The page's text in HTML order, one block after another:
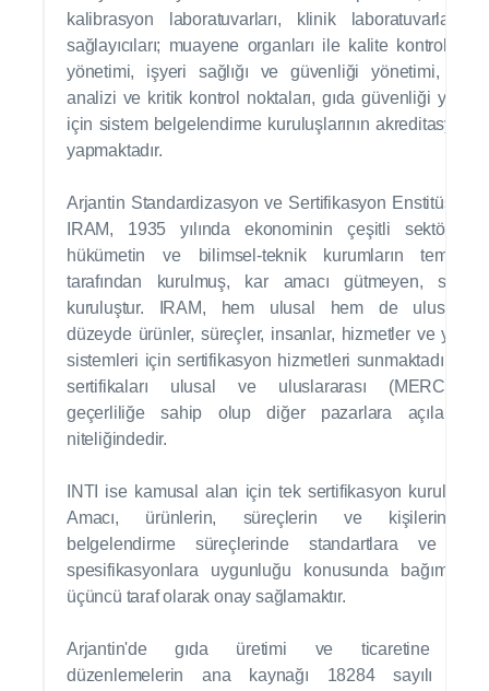
kalibrasyon laboratuvarları, klinik laboratuvarlar;
sağlayıcıları; muayene organları ile kalite kontrol,
yönetimi, işyeri sağlığı ve güvenliği yönetimi,
analizi ve kritik kontrol noktaları, gıda güvenliği
için sistem belgelendirme kuruluşlarının
yapmaktadır.
Arjantin Standardizasyon ve Sertifikasyon Enstitüsü
IRAM, 1935 yılında ekonominin çeşitli
hükümetin ve bilimsel-teknik kurumların
tarafından kurulmuş, kar amacı gütmeyen, sivil
kuruluştur. IRAM, hem ulusal hem de
düzeyde ürünler, süreçler, insanlar, hizmetler ve
sistemleri için sertifikasyon hizmetleri sunmaktadır.
sertifikaları ulusal ve uluslararası
geçerliliğe sahip olup diğer pazarlara açılan
niteliğindedir.
INTI ise kamusal alan için tek sertifikasyon
Amacı, ürünlerin, süreçlerin ve kişilerin
belgelendirme süreçlerinde standartlara ve
spesifikasyonlara uygunluğu konusunda bağımsız
üçüncü taraf olarak onay sağlamaktır.
Arjantin'de gıda üretimi ve ticaretine
düzenlemelerin ana kaynağı 18284 sayılı